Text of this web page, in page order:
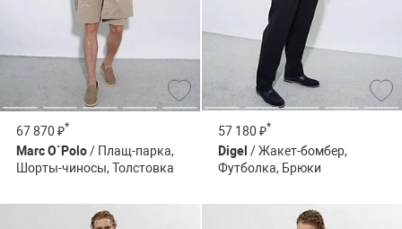
67 870 ₽*
Marc O`Polo/ Плащ-парка,
Шорты-чиносы, Толстовка
57 180 ₽*
Digel / Жакет-бомбер,
Футболка, Брюки